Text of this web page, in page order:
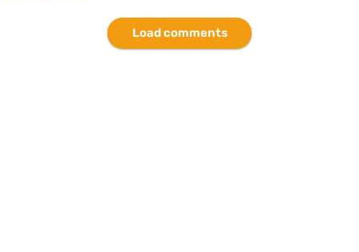
Peradaban Kuno
Load comments